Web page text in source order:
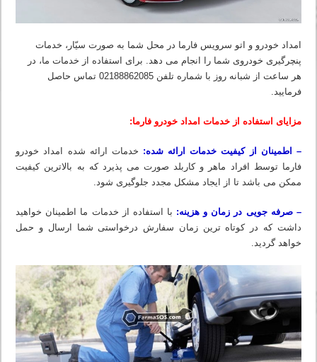
امداد خودرو و اتو سرویس فارما در محل شما به صورت سیّار، خدمات
پنچرگیری خودروی شما را انجام می دهد. برای استفاده از خدمات ما، در
هر ساعت از شبانه روز با شماره تلفن 02188862085 تماس حاصل
فرمایید.
مزایای استفاده از خدمات امداد خودرو فارما:
– اطمینان از کیفیت خدمات ارائه شده: خدمات ارائه شده امداد خودرو
فارما توسط افراد ماهر و کاربلد صورت می پذیرد که به بالاترین کیفیت
ممکن می باشد تا از ایجاد مشکل مجدد جلوگیری شود.
– صرفه جویی در زمان و هزینه: با استفاده از خدمات ما اطمینان خواهید
داشت که در کوتاه ترین زمان سفارش درخواستی شما ارسال و حمل
خواهد گردید.